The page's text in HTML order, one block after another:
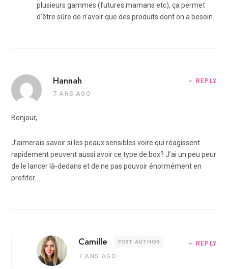
plusieurs gammes (futures mamans etc), ça permet
d’être sûre de n’avoir que des produits dont on a besoin.
Hannah
7 ANS AGO
REPLY
Bonjour,
J’aimerais savoir si les peaux sensibles voire qui réagissent
rapidement peuvent aussi avoir ce type de box? J’ai un peu peur
de le lancer là-dedans et de ne pas pouvoir énormément en
profiter.
Camille POST AUTHOR
7 ANS AGO
REPLY